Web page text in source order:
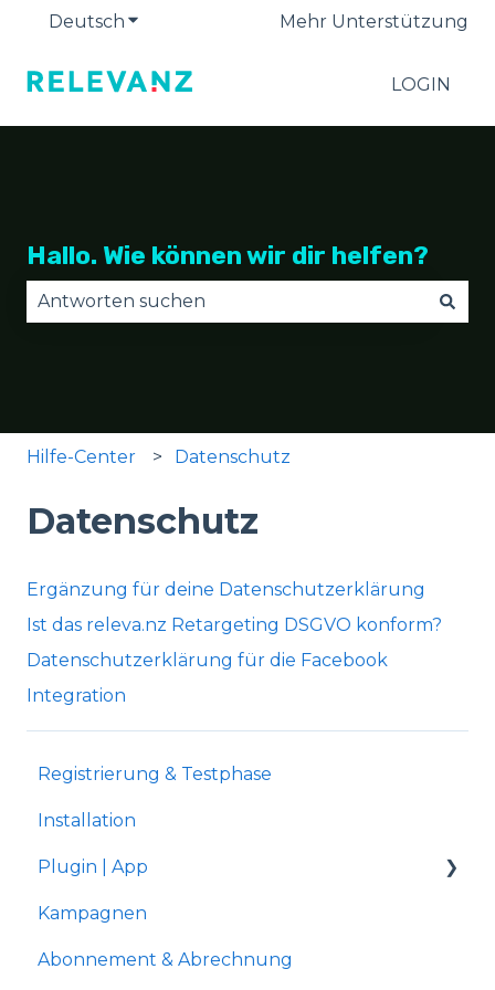
Deutsch Untermenü für Übersetzungen
Mehr Unterstützung
LOGIN
Hallo. Wie können wir dir helfen?
Hilfe-Center Datenschutz
Datenschutz
Ergänzung für deine Datenschutzerklärung
Ist das releva.nz Retargeting DSGVO konform?
Datenschutzerklärung für die Facebook
Integration
Registrierung & Testphase
Installation
Plugin | App
Shopware 5
Gambio Shop
Kampagnen
Abonnement & Abrechnung